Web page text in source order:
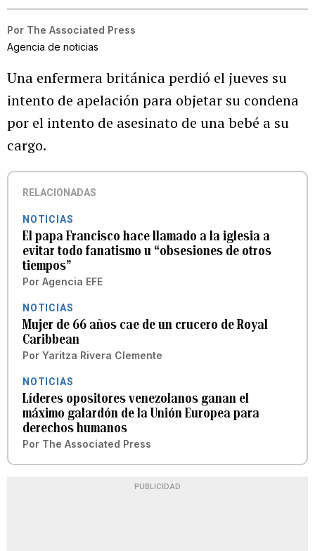
Por The Associated Press
Agencia de noticias
Una enfermera británica perdió el jueves su
intento de apelación para objetar su condena
por el intento de asesinato de una bebé a su
cargo.
RELACIONADAS
NOTICIAS
El papa Francisco hace llamado a la iglesia a
evitar todo fanatismo u “obsesiones de otros
tiempos”
Por Agencia EFE
NOTICIAS
Mujer de 66 años cae de un crucero de Royal
Caribbean
Por Yaritza Rivera Clemente
NOTICIAS
Líderes opositores venezolanos ganan el
máximo galardón de la Unión Europea para
derechos humanos
Por The Associated Press
PUBLICIDAD